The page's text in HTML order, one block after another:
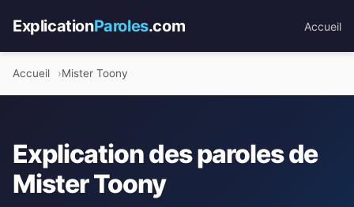
ExplicationParoles.com Accueil
Accueil Mister Toony
Explication des paroles de
Mister Toony